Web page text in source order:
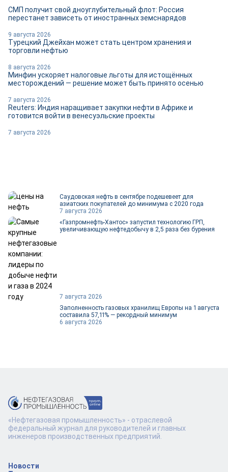
СМП получит свой дноуглубительный флот: Россия
перестанет зависеть от иностранных земснарядов
9 августа 2026
Турецкий Джейхан может стать центром хранения и
торговли нефтью
8 августа 2026
Минфин ускоряет налоговые льготы для истощённых
месторождений — решение может быть принято осенью
7 августа 2026
Reuters: Индия наращивает закупки нефти в Африке и
готовится войти в венесуэльские проекты
7 августа 2026
Саудовская нефть в сентябре подешевеет для
азиатских покупателей до минимума с 2020 года
7 августа 2026
«Газпромнефть-Хантос» запустил технологию ГРП,
увеличивающую нефтедобычу в 2,5 раза без бурения
7 августа 2026
Заполненность газовых хранилищ Европы на 1 августа
составила 57,11% — рекордный минимум
6 августа 2026
Новости
«Нефтегазовая промышленность» - отраслевой
федеральный журнал для руководителей и главных
инженеров производственных предприятий.